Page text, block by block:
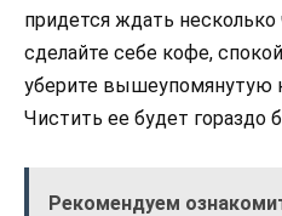
придется ждать несколько
сделайте себе кофе,
уберите вышеупомянутую
Чистить ее будет гораздо
Рекомендуем